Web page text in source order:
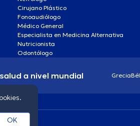
Cirujano Plástico
Fonoaudiólogo
Médico General
Especialista en Medicina Alternativa
Nutricionista
Odontólogo
a nivel mundial Grecia
OK